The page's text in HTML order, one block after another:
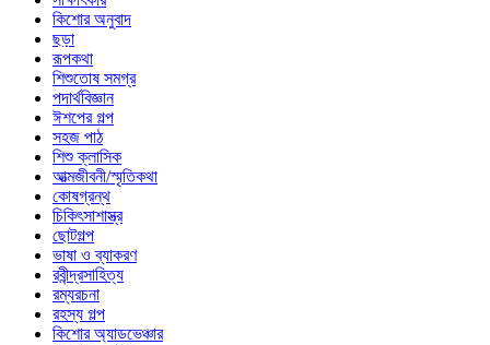
কিশোর অনুবাদ
ছড়া
রূপকথা
শিশুতোষ সমগ্র
পদার্থবিজ্ঞান
ঈশপের গল্প
সহজ পাঠ
শিশু ক্লাসিক
আত্মজীবনী/স্মৃতিকথা
কোষগ্রন্থ
চিকিৎসাশাস্ত্র
ছোটগল্প
ভাষা ও ব্যাকরণ
রবীন্দ্রসাহিত্য
রম্যরচনা
রহস্য গল্প
কিশোর অ্যাডভেঞ্চার